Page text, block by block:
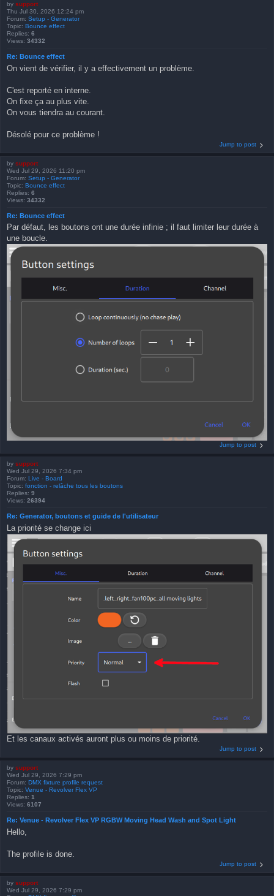
by support
Thu Jul 30, 2026 12:24 pm
Forum: Setup - Generator
Topic: Bounce effect
Replies: 6
Views: 34332
Re: Bounce effect
On vient de vérifier, il y a effectivement un problème.
C'est reporté en interne.
On fixe ça au plus vite.
On vous tiendra au courant.
Désolé pour ce problème !
Jump to post
by support
Wed Jul 29, 2026 11:20 pm
Forum: Setup - Generator
Topic: Bounce effect
Replies: 6
Views: 34332
Re: Bounce effect
Par défaut, les boutons ont une durée infinie ; il faut limiter leur durée à
une boucle.
Jump to post
by support
Wed Jul 29, 2026 7:34 pm
Forum: Live - Board
Topic: fonction - relâche tous les boutons
Replies: 9
Views: 26394
Re: Generator, boutons et guide de l'utilisateur
La priorité se change ici
Et les canaux activés auront plus ou moins de priorité.
Jump to post
by support
Wed Jul 29, 2026 7:29 pm
Forum: DMX fixture profile request
Topic: Venue - Revolver Flex VP
Replies: 1
Views: 6107
Re: Venue - Revolver Flex VP RGBW Moving Head Wash and Spot Light
Hello,
The profile is done.
Jump to post
by support
Wed Jul 29, 2026 7:29 pm